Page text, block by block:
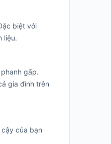
biệt với
liệu.
gấp.
gia đình trên
của bạn